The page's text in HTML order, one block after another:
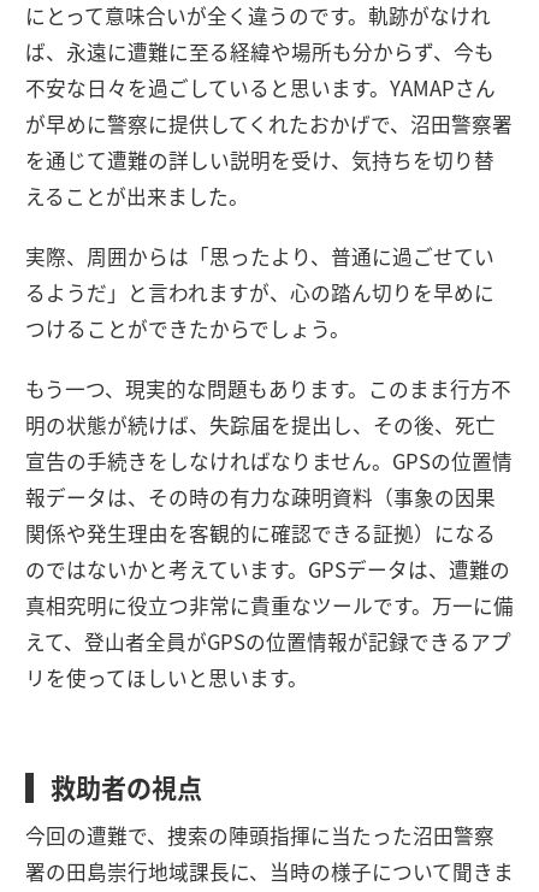
にとって意味合いが全く違うのです。軌跡がなけれ
ば、永遠に遭難に至る経緯や場所も分からず、今も
不安な日々を過ごしていると思います。YAMAPさん
が早めに警察に提供してくれたおかげで、沼田警察署
を通じて遭難の詳しい説明を受け、気持ちを切り替
えることが出来ました。
実際、周囲からは「思ったより、普通に過ごせてい
るようだ」と言われますが、心の踏ん切りを早めに
つけることができたからでしょう。
もう一つ、現実的な問題もあります。このまま行方不
明の状態が続けば、失踪届を提出し、その後、死亡
宣告の手続きをしなければなりません。GPSの位置情
報データは、その時の有力な疎明資料（事象の因果
関係や発生理由を客観的に確認できる証拠）になる
のではないかと考えています。GPSデータは、遭難の
真相究明に役立つ非常に貴重なツールです。万一に備
えて、登山者全員がGPSの位置情報が記録できるアプ
リを使ってほしいと思います。
救助者の視点
今回の遭難で、捜索の陣頭指揮に当たった沼田警察
署の田島崇行地域課長に、当時の様子について聞きま